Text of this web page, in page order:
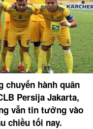
chuyến hành quân
Persija Jakarta,
vẫn tin tưởng vào
chiều tối nay.